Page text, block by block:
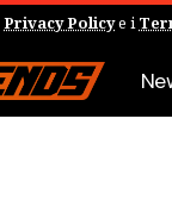
Privacy Policye i